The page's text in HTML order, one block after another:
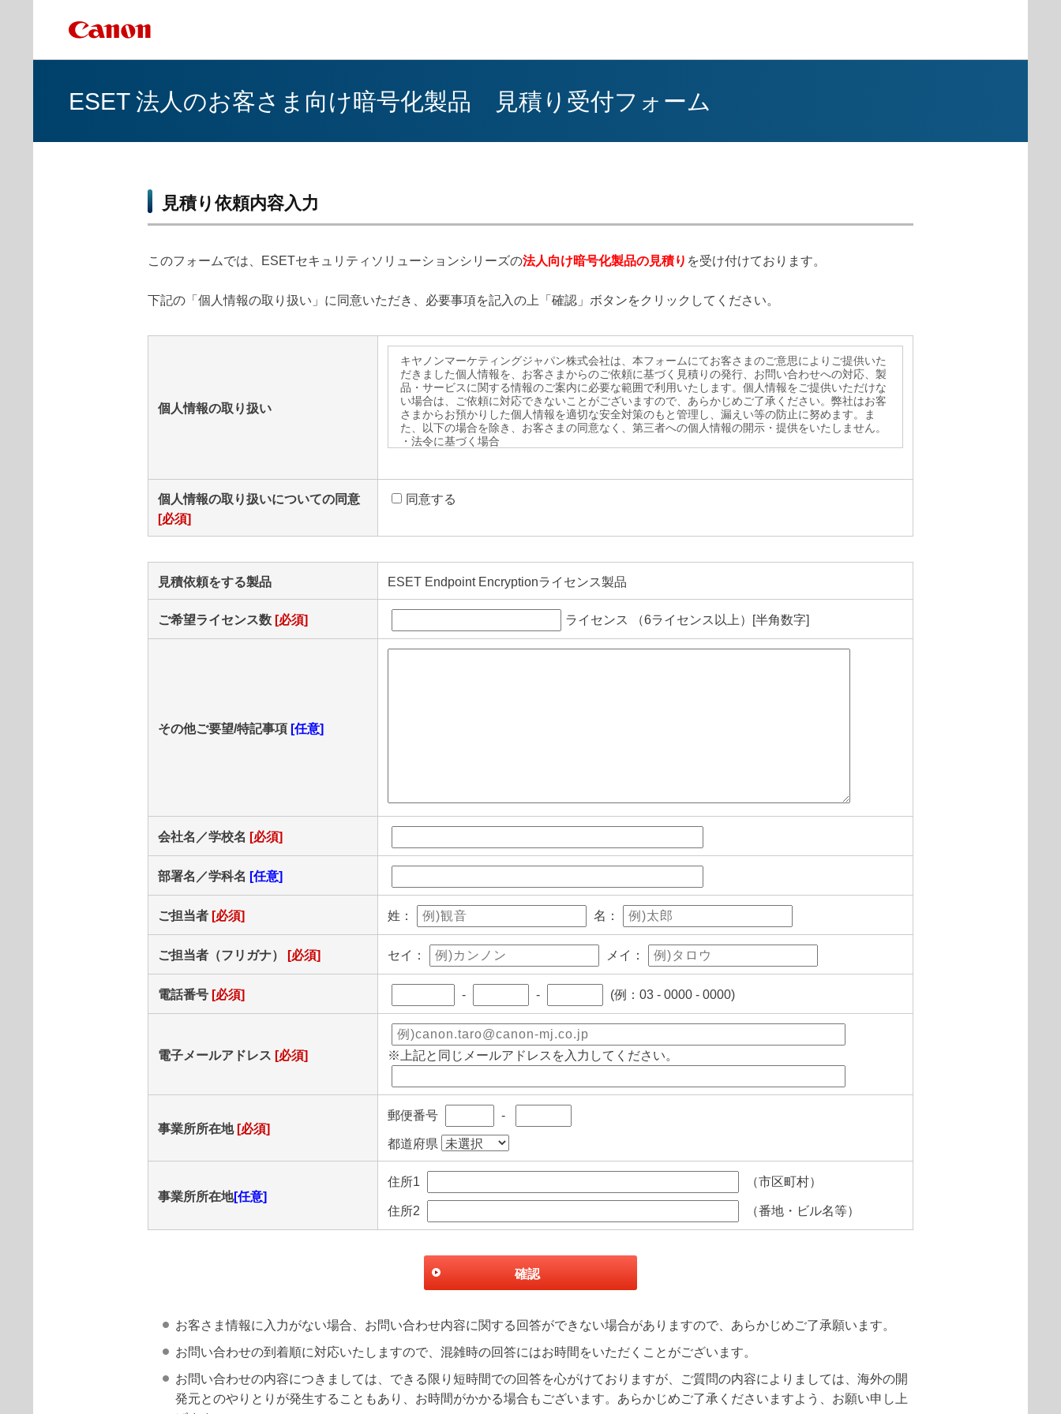
ESET 法人のお客さま向け暗号化製品 見積り受付フォーム
見積り依頼内容入力
このフォームでは、ESETセキュリティソリューションシリーズの法人向け暗号化製品の見積り を受け付けております。
下記の「個人情報の取り扱い」に同意いただき、必要事項を記入の上「確認」ボタンをクリックしてください。
個人情報の取り扱い
キヤノンマーケティングジャパン株式会社は、本フォームにてお客さまのご意思によりご提供いた
だきました個人情報を、お客さまからのご依頼に基づく見積りの発行、お問い合わせへの対応、製
品・サービスに関する情報のご案内に必要な範囲で利用いたします。個人情報をご提供いただけな
い場合は、ご依頼に対応できないことがございますので、あらかじめご了承ください。弊社はお客
さまからお預かりした個人情報を適切な安全対策のもと管理し、漏えい等の防止に努めます。ま
た、以下の場合を除き、お客さまの同意なく、第三者への個人情報の開示・提供をいたしません。
・法令に基づく場合
・上記利用目的の範囲内で利用するために、ご提供いただいた個人情報の全ての項目について、弊
社のグループ会社および既にお客さまとお取引のある販売店に、書面もしくは電子媒体で提供する
場合
情報をお客さまに代わって弊社がその会社へ提供し、その会社から回答する場合がありますので、
【個人情報保護管理者】
ご提供頂いた個人情報の管理者は、キヤノンマーケティングジャパン株式会社 セキュリティソリュ
ーション企画本部 セキュリティソリューション企画第一課 課長です。
お客さまご自身の個人情報の開示・訂正・削除を希望される場合には、下記宛にご連絡下さい。
【お問い合せ先】
ESET法人向け製品サポートセンター TEL 0570-057-230
個人情報の取り扱いについての同意
[必須]
同意する
見積依頼をする製品 ESET Endpoint Encryptionライセンス製品
ご希望ライセンス数 [必須] ライセンス （6ライセンス以上）[半角数字]
その他ご要望/特記事項 [任意]
会社名／学校名 [必須]
部署名／学科名 [任意]
ご担当者 [必須] 姓： 名：
ご担当者（フリガナ） [必須] セイ： メイ：
電話番号 [必須] - - (例：03 - 0000 - 0000)
電子メールアドレス [必須] ※上記と同じメールアドレスを入力してください。
事業所所在地 [必須]
郵便番号 -
都道府県
事業所所在地[任意]
住所1 （市区町村）
住所2 （番地・ビル名等）
確認
お客さま情報に入力がない場合、お問い合わせ内容に関する回答ができない場合がありますので、あらかじめご了承願います。
お問い合わせの到着順に対応いたしますので、混雑時の回答にはお時間をいただくことがございます。
お問い合わせの内容につきましては、できる限り短時間での回答を心がけておりますが、ご質問の内容によりましては、海外の開
発元とのやりとりが発生することもあり、お時間がかかる場合もございます。あらかじめご了承くださいますよう、お願い申し上